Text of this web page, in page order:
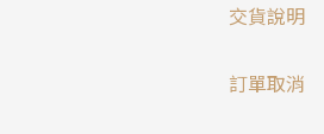
交貨說明
訂單取消